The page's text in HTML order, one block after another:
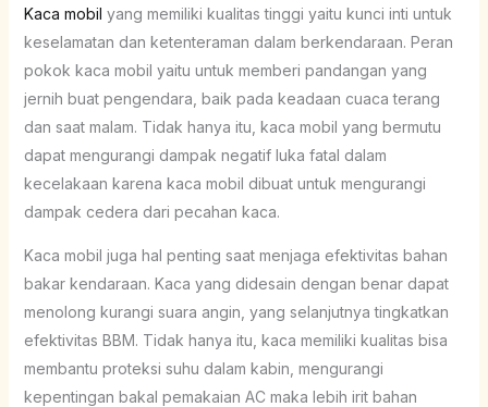
Kaca mobil yang memiliki kualitas tinggi yaitu kunci inti untuk
keselamatan dan ketenteraman dalam berkendaraan. Peran
pokok kaca mobil yaitu untuk memberi pandangan yang
jernih buat pengendara, baik pada keadaan cuaca terang
dan saat malam. Tidak hanya itu, kaca mobil yang bermutu
dapat mengurangi dampak negatif luka fatal dalam
kecelakaan karena kaca mobil dibuat untuk mengurangi
dampak cedera dari pecahan kaca.
Kaca mobil juga hal penting saat menjaga efektivitas bahan
bakar kendaraan. Kaca yang didesain dengan benar dapat
menolong kurangi suara angin, yang selanjutnya tingkatkan
efektivitas BBM. Tidak hanya itu, kaca memiliki kualitas bisa
membantu proteksi suhu dalam kabin, mengurangi
kepentingan bakal pemakaian AC maka lebih irit bahan